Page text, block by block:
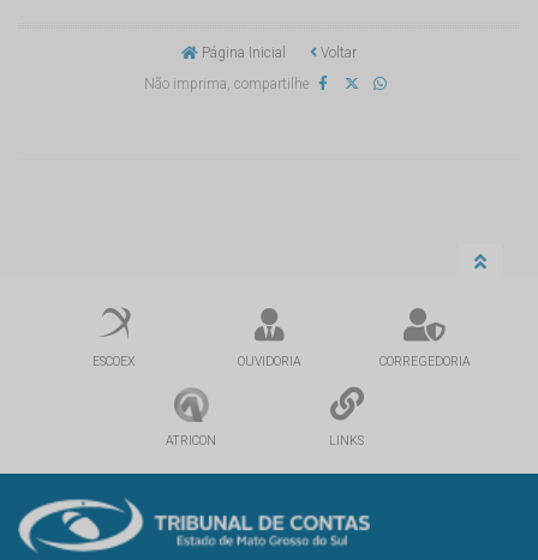
Página Inicial
Voltar
Não imprima, compartilhe
ESCOEX OUVIDORIA CORREGEDORIA
ATRICON LINKS